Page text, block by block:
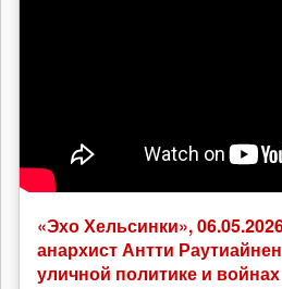
«Эхо Хельсинки»,
анархист Антти
уличной политике и войнах